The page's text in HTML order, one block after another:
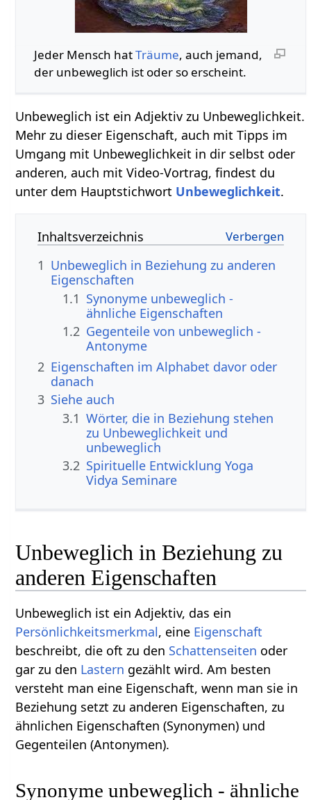
Jeder Mensch hatTräume, auch jemand,
der unbeweglich ist oder so erscheint.
Unbeweglich ist ein Adjektiv zu Unbeweglichkeit.
Mehr zu dieser Eigenschaft, auch mit Tipps im
Umgang mit Unbeweglichkeit in dir selbst oder
anderen, auch mit Video-Vortrag, findest du
unter dem Hauptstichwort Unbeweglichkeit.
Inhaltsverzeichnis
1 Unbeweglich in Beziehung zu anderen
Eigenschaften
1.1 Synonyme unbeweglich -
ähnliche Eigenschaften
1.2 Gegenteile von unbeweglich -
Antonyme
2 Eigenschaften im Alphabet davor oder
danach
3 Siehe auch
3.1 Wörter, die in Beziehung stehen
zu Unbeweglichkeit und
unbeweglich
3.2 Spirituelle Entwicklung Yoga
Vidya Seminare
Unbeweglich in Beziehung zu
anderen Eigenschaften
Unbeweglich ist ein Adjektiv, das ein
Persönlichkeitsmerkmal, eine Eigenschaft
beschreibt, die oft zu den Schattenseiten oder
gar zu den Lastern gezählt wird. Am besten
versteht man eine Eigenschaft, wenn man sie in
Beziehung setzt zu anderen Eigenschaften, zu
ähnlichen Eigenschaften (Synonymen) und
Gegenteilen (Antonymen).
Synonyme unbeweglich - ähnliche